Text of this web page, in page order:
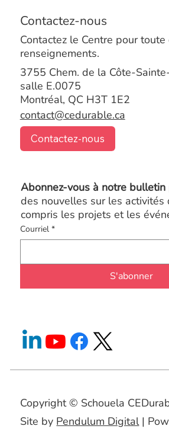
Copyright © Schouela
Site by Pendulum Digital|
Abonnez-vous à notre bulletin
des nouvelles sur les activités
compris les projets et les
Courriel *
S'abonner
Contactez-nous
Contactez le Centre pour
renseignements.
3755 Chem. de la Côte-
salle E.0075
Montréal, QC H3T 1E2
contact@cedurable.ca
Contactez-nous